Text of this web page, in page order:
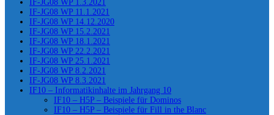
IF-JG08 WP 1.3.2021
IF-JG08 WP 11.1.2021
IF-JG08 WP 14.12.2020
IF-JG08 WP 15.2.2021
IF-JG08 WP 18.1.2021
IF-JG08 WP 22.2.2021
IF-JG08 WP 25.1.2021
IF-JG08 WP 8.2.2021
IF-JG08 WP 8.3.2021
IF10 – Informatikinhalte im Jahrgang 10
IF10 – H5P – Beispiele für Dominos
IF10 – H5P – Beispiele für Fill in the Blanc